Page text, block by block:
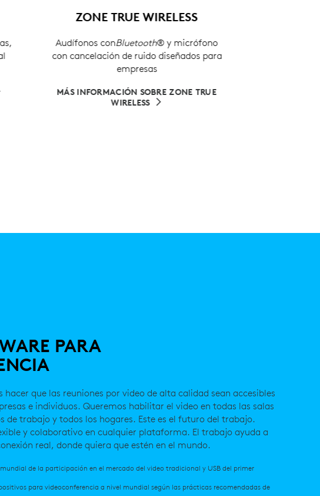
ZONE TRUE WIRELESS
Audífonos conBluetooth® y micrófono
con cancelación de ruido diseñados para
empresas
MÁS INFORMACIÓN SOBRE ZONE TRUE
WIRELESS
PARA
hacer que las reuniones por video de alta calidad sean accesibles
e individuos. Queremos habilitar el video en todas las salas
de trabajo y todos los hogares. Este es el futuro del trabajo.
y colaborativo en cualquier plataforma. El trabajo ayuda a
real, donde quiera que estén en el mundo.
de la participación en el mercado del video tradicional y USB del primer
para videoconferencia a nivel mundial según las prácticas recomendadas de